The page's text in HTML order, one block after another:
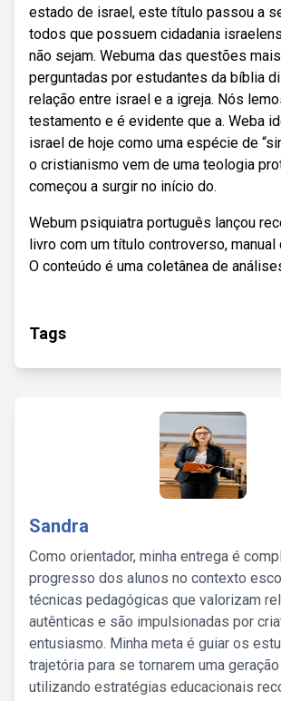
estado de israel, este título passou a
todos que possuem cidadania
não sejam. Webuma das questões
perguntadas por estudantes da bíblia
relação entre israel e a igreja. Nós
testamento e é evidente que a. Weba
israel de hoje como uma espécie de
o cristianismo vem de uma teologia
começou a surgir no início do.
Webum psiquiatra português lançou
livro com um título controverso, manual
O conteúdo é uma coletânea de
Tags
Sandra
Como orientador, minha entrega é
progresso dos alunos no contexto
técnicas pedagógicas que valorizam
autênticas e são impulsionadas por
entusiasmo. Minha meta é guiar os
trajetória para se tornarem uma
utilizando estratégias educacionais